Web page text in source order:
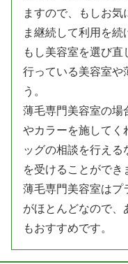
ますので、もしお気
ま継続して利用を続
もし美容室を選び
行っている美容室や
う。
薄毛専門美容室の場
やカラーを施してく
ッグの相談を行え
を受けることができ
薄毛専門美容室はプ
がほとんどなので、
もおすすめです。